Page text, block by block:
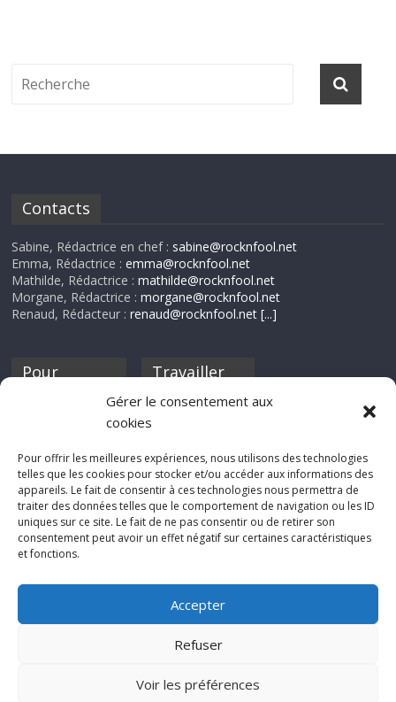
Gérer le consentement aux
cookies
Pour offrir les meilleures expériences, nous utilisons des technologies
telles que les cookies pour stocker et/ou accéder aux informations des
appareils. Le fait de consentir à ces technologies nous permettra de
traiter des données telles que le comportement de navigation ou les ID
uniques sur ce site. Le fait de ne pas consentir ou de retirer son
consentement peut avoir un effet négatif sur certaines caractéristiques
et fonctions.
Accepter
Refuser
Voir les préférences
Contacts
Sabine, Rédactrice en chef : sabine@rocknfool.net
Emma, Rédactrice :emma@rocknfool.net
Mathilde, Rédactrice :mathilde@rocknfool.net
Morgane, Rédactrice :morgane@rocknfool.net
Renaud, Rédacteur :renaud@rocknfool.net [...]
Pour
discothèque
Travailler
Si tu souhaites
Rocknfool, n'hésite
pas à nous envoyer
tes chroniques de
concerts, de films,
séries ou des billets
d'humeur :
net